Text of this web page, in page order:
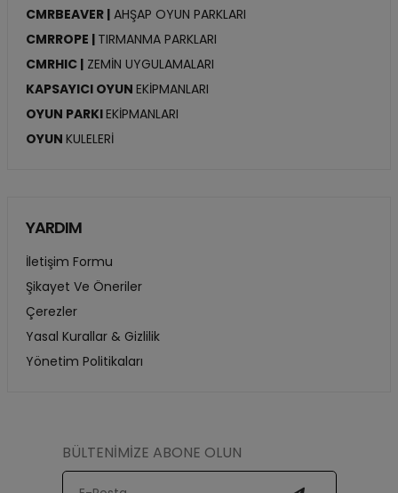
CMRBEAVER | AHŞAP OYUN PARKLARI
CMRROPE | TIRMANMA PARKLARI
CMRHIC | ZEMİN UYGULAMALARI
KAPSAYICI OYUN EKİPMANLARI
OYUN PARKIEKİPMANLARI
OYUN KULELERİ
YARDIM
İletişim Formu
Şikayet Ve Öneriler
Çerezler
Yasal Kurallar & Gizlilik
Yönetim Politikaları
BÜLTENİMİZE ABONE OLUN